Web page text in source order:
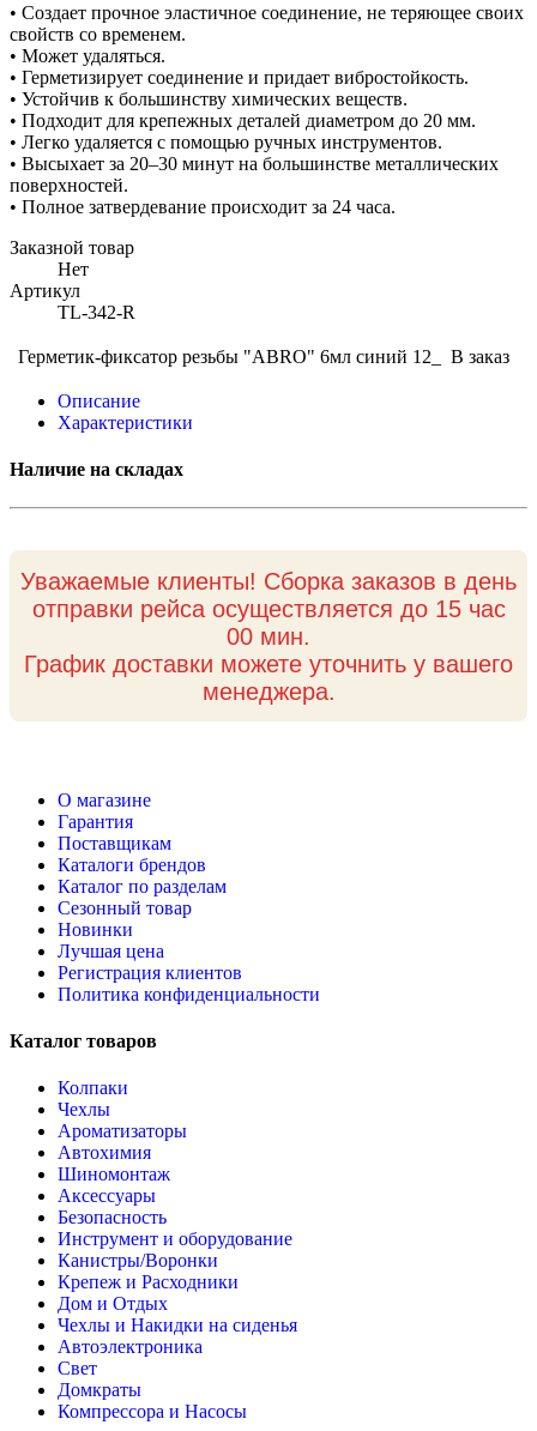
• Создает прочное эластичное соединение, не теряющее своих
свойств со временем.
• Может удаляться.
• Герметизирует соединение и придает вибростойкость.
• Устойчив к большинству химических веществ.
• Подходит для крепежных деталей диаметром до 20 мм.
• Легко удаляется с помощью ручных инструментов.
• Высыхает за 20–30 минут на большинстве металлических
поверхностей.
• Полное затвердевание происходит за 24 часа.
Заказной товар
Нет
Артикул
TL-342-R
Герметик-фиксатор резьбы "ABRO" 6мл синий 12_ В заказ
Описание
Характеристики
Наличие на складах
Уважаемые клиенты! Сборка заказов в день
отправки рейса осуществляется до 15 час
00 мин.
График доставки можете уточнить у вашего
менеджера.
О магазине
Гарантия
Поставщикам
Каталоги брендов
Каталог по разделам
Сезонный товар
Новинки
Лучшая цена
Регистрация клиентов
Политика конфиденциальности
Каталог товаров
Колпаки
Чехлы
Ароматизаторы
Автохимия
Шиномонтаж
Аксессуары
Безопасность
Инструмент и оборудование
Канистры/Воронки
Крепеж и Расходники
Дом и Отдых
Чехлы и Накидки на сиденья
Автоэлектроника
Свет
Домкраты
Компрессора и Насосы